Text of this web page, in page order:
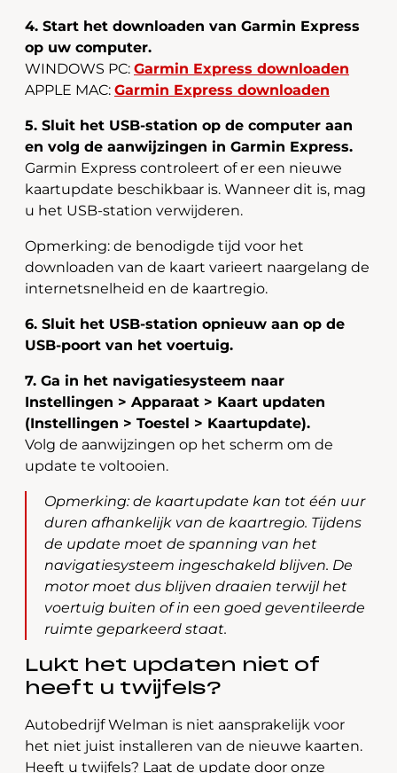
4. Start het downloaden van Garmin Express
op uw computer.
WINDOWS PC: Garmin Express downloaden
APPLE MAC: Garmin Express downloaden
5. Sluit het USB-station op de computer aan
en volg de aanwijzingen in Garmin Express.
Garmin Express controleert of er een nieuwe
kaartupdate beschikbaar is. Wanneer dit is, mag
u het USB-station verwijderen.
Opmerking: de benodigde tijd voor het
downloaden van de kaart varieert naargelang de
internetsnelheid en de kaartregio.
6. Sluit het USB-station opnieuw aan op de
USB-poort van het voertuig.
7. Ga in het navigatiesysteem naar
Instellingen > Apparaat > Kaart updaten
(Instellingen > Toestel > Kaartupdate).
Volg de aanwijzingen op het scherm om de
update te voltooien.
Opmerking: de kaartupdate kan tot één uur
duren afhankelijk van de kaartregio. Tijdens
de update moet de spanning van het
navigatiesysteem ingeschakeld blijven. De
motor moet dus blijven draaien terwijl het
voertuig buiten of in een goed geventileerde
ruimte geparkeerd staat.
Lukt het updaten niet of
heeft u twijfels?
Autobedrijf Welman is niet aansprakelijk voor
het niet juist installeren van de nieuwe kaarten.
Heeft u twijfels? Laat de update door onze